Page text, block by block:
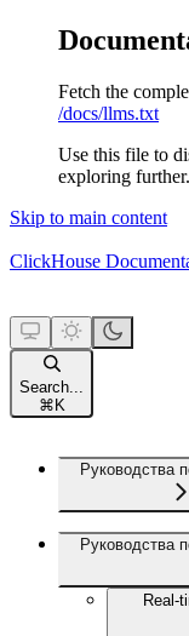
Fetch the
/docs/llms.txt
Use this file to
exploring further.
Skip to main content
ClickHouse
Search...
⌘ K
Руководства
Руководства
Real-